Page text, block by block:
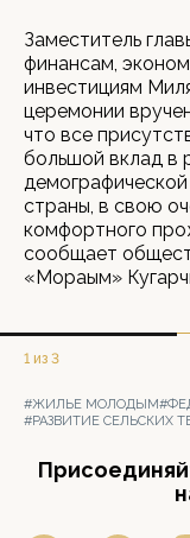
Заместитель
финансам,
инвестициям
церемонии
что все
большой вклад в
страны, в свою
комфортного
сообщает
«Мораҙым»
1 из 3
#ЖИЛЬЕ МОЛОДЫМ
#РАЗВИТИЕ СЕЛЬСКИХ